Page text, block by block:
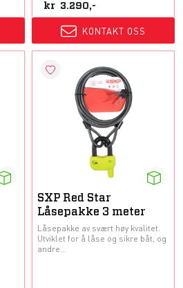
kr 3.290,-
KONTAKT OSS
SXP Red Star
Låsepakke 3 meter
Låsepakke av svært høy kvalitet.
Utviklet for å låse og sikre båt, og
andre...